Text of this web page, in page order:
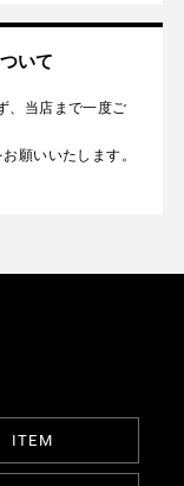
いて
、当店まで一度ご
願いいたします。
ITEM